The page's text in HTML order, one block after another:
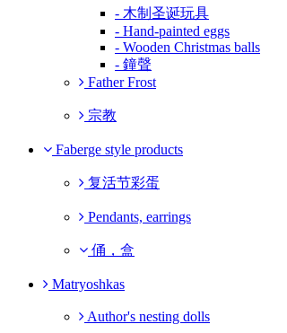
- 木制圣诞玩具
- Hand-painted eggs
- Wooden Christmas balls
- 鐘聲
Father Frost
宗教
Faberge style products
复活节彩蛋
Pendants, earrings
俑，盒
Matryoshkas
Author's nesting dolls